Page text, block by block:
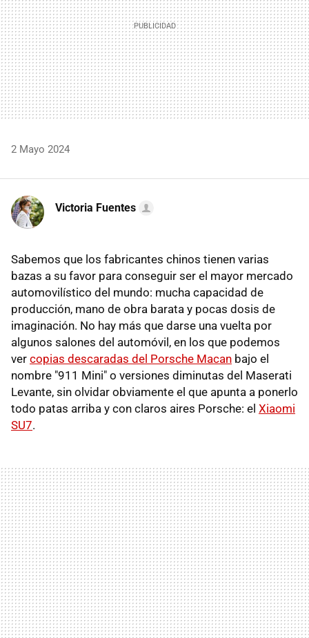
2 Mayo 2024
Victoria Fuentes
Sabemos que los fabricantes chinos tienen varias
bazas a su favor para conseguir ser el mayor mercado
automovilístico del mundo: mucha capacidad de
producción, mano de obra barata y pocas dosis de
imaginación. No hay más que darse una vuelta por
algunos salones del automóvil, en los que podemos
ver copias descaradas del Porsche Macan bajo el
nombre "911 Mini" o versiones diminutas del Maserati
Levante, sin olvidar obviamente el que apunta a ponerlo
todo patas arriba y con claros aires Porsche: el Xiaomi
SU7.